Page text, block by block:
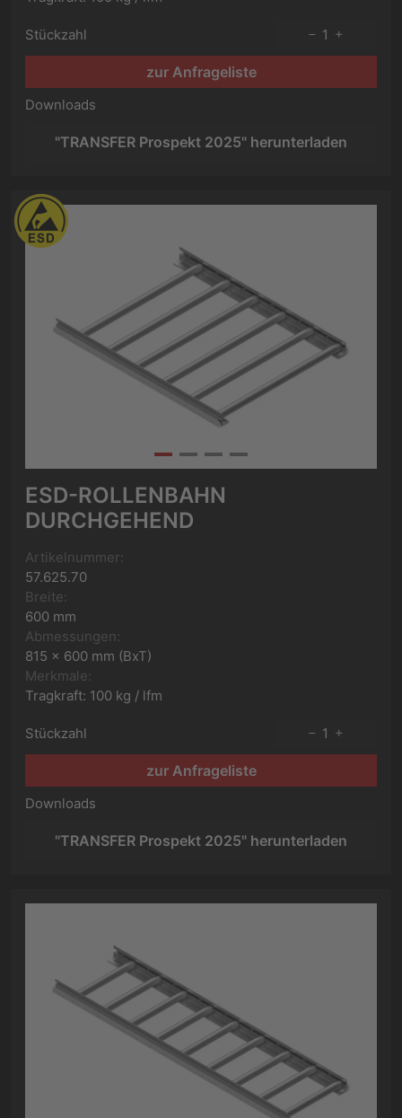
Stückzahl 1
zur Anfrageliste
Downloads
"TRANSFER Prospekt 2025" herunterladen
ESD-ROLLENBAHN
DURCHGEHEND
Artikelnummer:
57.625.70
Breite:
600 mm
Abmessungen:
815 x 600 mm (BxT)
Merkmale:
Tragkraft: 100 kg / lfm
Stückzahl 1
zur Anfrageliste
Downloads
"TRANSFER Prospekt 2025" herunterladen